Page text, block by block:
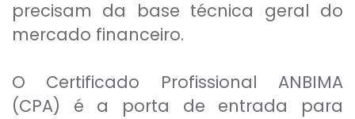
precisam da base técnica geral do
mercado financeiro.
O Certificado Profissional ANBIMA
(CPA) é a porta de entrada para